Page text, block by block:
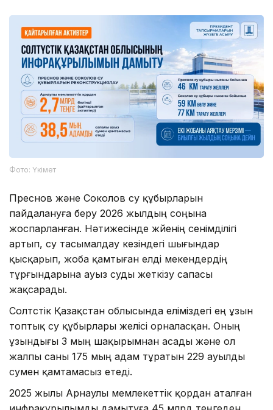
Фото: Үкімет
Преснов және Соколов су құбырларын
пайдалануға беру 2026 жылдың соңына
жоспарланған. Нәтижесінде жүйенің сенімділігі
артып, су тасымалдау кезіндегі шығындар
қысқарып, жоба қамтыған елді мекендердің
тұрғындарына ауыз суды жеткізу сапасы
жақсарады.
Солтүстік Қазақстан облысында еліміздегі ең ұзын
топтық су құбырлары желісі орналасқан. Оның
ұзындығы 3 мың шақырымнан асады және ол
жалпы саны 175 мың адам тұратын 229 ауылды
сумен қамтамасыз етеді.
2025 жылы Арнаулы мемлекеттік қордан аталған